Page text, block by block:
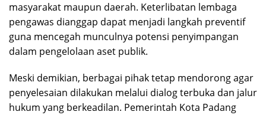
masyarakat maupun daerah. Keterlibatan lembaga
pengawas dianggap dapat menjadi langkah preventif
guna mencegah munculnya potensi penyimpangan
dalam pengelolaan aset publik.
Meski demikian, berbagai pihak tetap mendorong agar
penyelesaian dilakukan melalui dialog terbuka dan jalur
hukum yang berkeadilan. Pemerintah Kota Padang